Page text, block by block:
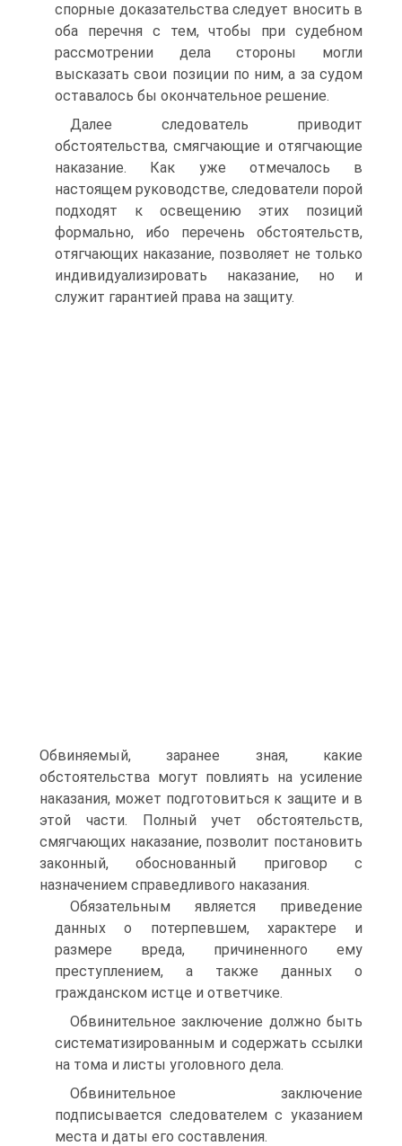
спорные доказательства следует вносить в
оба перечня с тем, чтобы при судебном
рассмотрении дела стороны могли
высказать свои позиции по ним, а за судом
оставалось бы окончательное решение.
Далее следователь приводит
обстоятельства, смягчающие и отягчающие
наказание. Как уже отмечалось в
настоящем руководстве, следователи порой
подходят к освещению этих позиций
формально, ибо перечень обстоятельств,
отягчающих наказание, позволяет не только
индивидуализировать наказание, но и
служит гарантией права на защиту.
Обвиняемый, заранее зная, какие
обстоятельства могут повлиять на усиление
наказания, может подготовиться к защите и в
этой части. Полный учет обстоятельств,
смягчающих наказание, позволит постановить
законный, обоснованный приговор с
назначением справедливого наказания.
Обязательным является приведение
данных о потерпевшем, характере и
размере вреда, причиненного ему
преступлением, а также данных о
гражданском истце и ответчике.
Обвинительное заключение должно быть
систематизированным и содержать ссылки
на тома и листы уголовного дела.
Обвинительное заключение
подписывается следователем с указанием
места и даты его составления.